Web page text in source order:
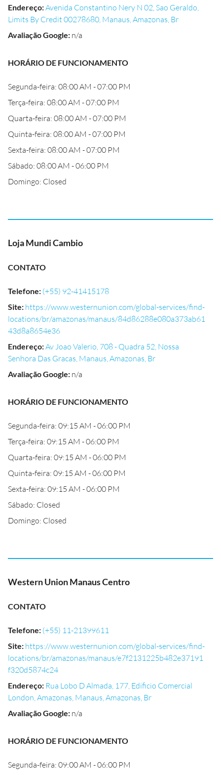
Endereço:Avenida Constantino Nery N 02, Sao Geraldo,
Limits By Credit 00278680, Manaus, Amazonas, Br
Avaliação Google: n/a
HORÁRIO DE FUNCIONAMENTO
Segunda-feira: 08:00 AM - 07:00 PM
Terça-feira: 08:00 AM - 07:00 PM
Quarta-feira: 08:00 AM - 07:00 PM
Quinta-feira: 08:00 AM - 07:00 PM
Sexta-feira: 08:00 AM - 07:00 PM
Sábado: 08:00 AM - 06:00 PM
Domingo: Closed
Loja Mundi Cambio
CONTATO
Telefone: (+55) 92-41415178
Site: https://www.westernunion.com/global-services/find-
locations/br/amazonas/manaus/84d86288e080a373ab61
43d8a8654e36
Endereço:Av Joao Valerio, 708 - Quadra 52, Nossa
Senhora Das Gracas, Manaus, Amazonas, Br
Avaliação Google: n/a
HORÁRIO DE FUNCIONAMENTO
Segunda-feira: 09:15 AM - 06:00 PM
Terça-feira: 09:15 AM - 06:00 PM
Quarta-feira: 09:15 AM - 06:00 PM
Quinta-feira: 09:15 AM - 06:00 PM
Sexta-feira: 09:15 AM - 06:00 PM
Sábado: Closed
Domingo: Closed
Western Union Manaus Centro
CONTATO
Telefone: (+55) 11-21399611
Site: https://www.westernunion.com/global-services/find-
locations/br/amazonas/manaus/e7f2131225b482e37191
f320d5874c24
Endereço: Rua Lobo D Almada, 177, Edificio Comercial
London, Amazonas, Manaus, Amazonas, Br
Avaliação Google: n/a
HORÁRIO DE FUNCIONAMENTO
Segunda-feira: 09:00 AM - 06:00 PM